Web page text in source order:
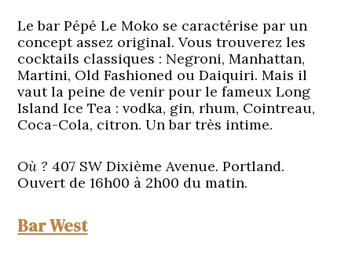
Le bar Pépé Le Moko se caractérise par un
concept assez original. Vous trouverez les
cocktails classiques : Negroni, Manhattan,
Martini, Old Fashioned ou Daiquiri. Mais il
vaut la peine de venir pour le fameux Long
Island Ice Tea : vodka, gin, rhum, Cointreau,
Coca-Cola, citron. Un bar très intime.
Où ? 407 SW Dixième Avenue. Portland.
Ouvert de 16h00 à 2h00 du matin.
Bar West